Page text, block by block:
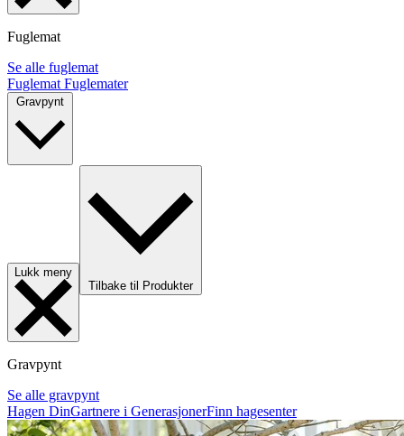
Fuglemat
Se alle fuglemat
Fuglemat Fuglemater
Lukk meny
Tilbake til Produkter
Gravpynt
Se alle gravpynt
Hagen DinGartnere i GenerasjonerFinn hagesenter